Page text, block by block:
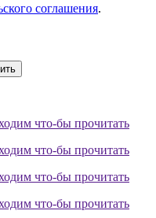
соглашения.
что-бы прочитать
что-бы прочитать
что-бы прочитать
что-бы прочитать